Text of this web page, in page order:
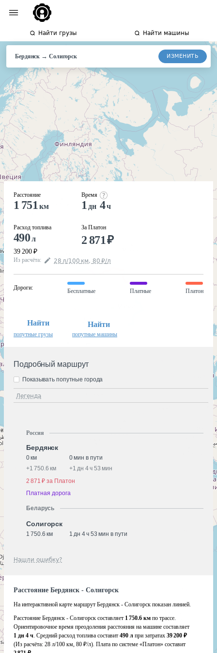
Найти грузы Найти машины
Бердянск → Солигорск ИЗМЕНИТЬ
Расстояние
1 751 км
Расход топлива
490л
39 200 ₽
Время
1 дн 4ч
За Платон
2 871₽
Из расчёта: 28 л/100 км, 80 ₽/л
Дороги:
Бесплатные Платные Платон
Найти
попутные грузы
Найти
попутные машины
Подробный маршрут
Легенда
Показывать попутные города
Россия
Бердянск
0 км
0 мин в пути
+1 750.6 км +1 дн 4 ч 53 мин
2 871 ₽ за Платон
Платная дорога
Беларусь
Солигорск
1 750.6 км 1 дн 4 ч 53 мин в пути
Нашли ошибку?
Расстояние Бердянск - Солигорск
На интерактивной карте маршрут Бердянск - Солигорск показан линией.
Расстояние Бердянск - Солигорск составляет 1 750.6 км по трассе.
Ориентировочное время преодоления расстояния на машине составляет
1 дн 4 ч. Средний расход топлива составит 490 л при затратах 39 200 ₽
(Из расчёта: 28 л/100 км, 80 ₽/л). Плата по системе «Платон» составит